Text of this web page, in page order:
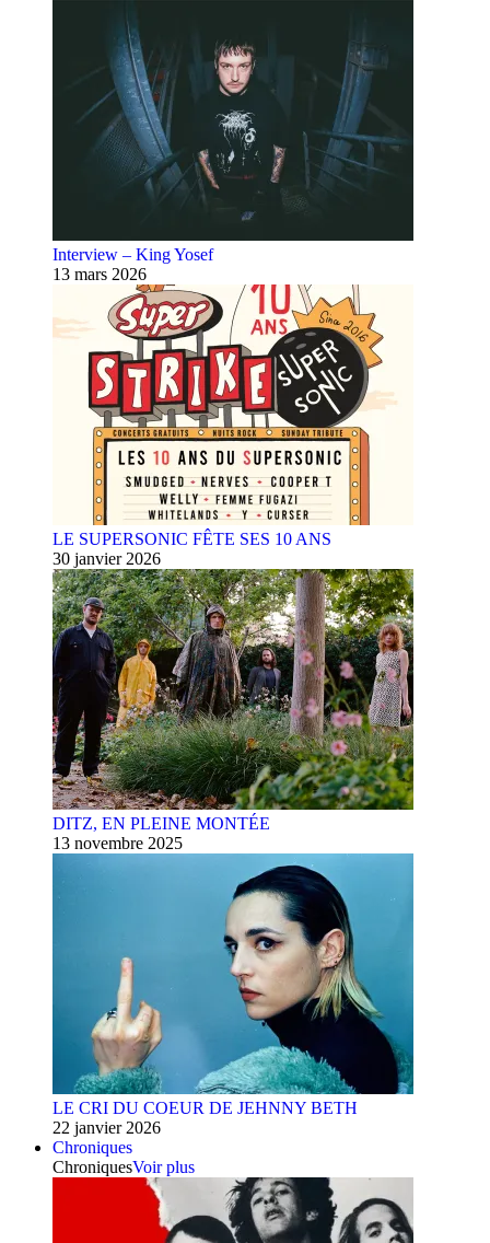
Interview – King Yosef
13 mars 2026
LE SUPERSONIC FÊTE SES 10 ANS
30 janvier 2026
DITZ, EN PLEINE MONTÉE
13 novembre 2025
LE CRI DU COEUR DE JEHNNY BETH
22 janvier 2026
Chroniques
ChroniquesVoir plus